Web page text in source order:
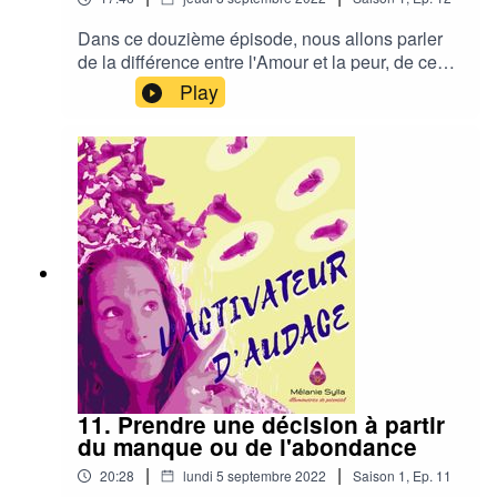
Dans ce douzième épisode, nous allons parler
de la différence entre l'Amour et la peur, de ce
qu'il se passe en nous lorsqu'on est dans la peur
et de la manière de transformer cette
énergie.Pour en savoir plus et recevoir les
Messages d'évolution :
https://melaniesylla.com/messages-evolution/
Play
11. Prendre une décision à partir
du manque ou de l'abondance
20:28 | lundi 5 septembre 2022 | Saison 1, Ep. 11